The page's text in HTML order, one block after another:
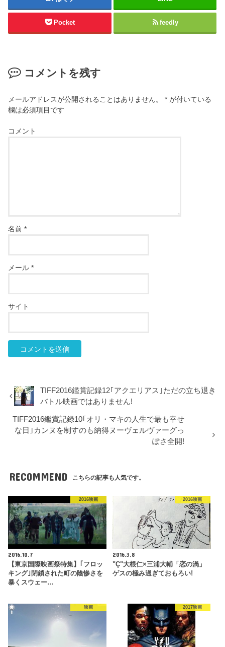
Pocket feedly
コメントを残す
メールアドレスが公開されることはありません。 * が付いている
欄は必須項目です
コメント
名前*
メール*
サイト
TIFF2016鑑賞記録12｢アクエリアス｣ただの立ち退き
バトル映画ではありません!
TIFF2016鑑賞記録10｢オリ・マキの人生で最も幸せ
な日｣カンヌを制すのも納得ヌーヴェルヴァーグっ
ぽさ全開!
RECOMMEND こちらの記事も人気です。
2016映画
2016.10.7
【東京国際映画祭特集】｢フロッ
キング｣閉鎖された町の陰惨さを
暴くスウェー…
2016映画
2016.3.8
"Ç"大根仁×三浦大輔「恋の渦」
ゲスの極み過ぎておもろい!
映画 2017映画